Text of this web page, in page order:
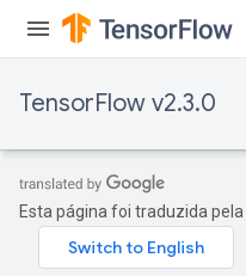
TensorFlow v2.3.0
Esta página foi traduzida pela